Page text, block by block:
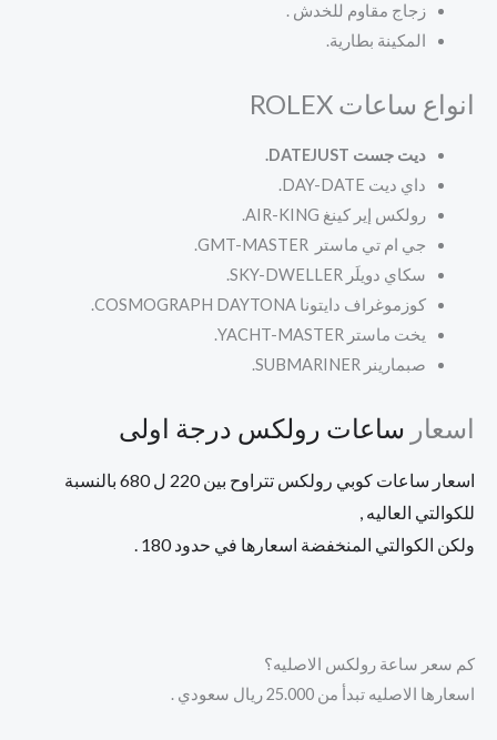
زجاج مقاوم للخدش .
المكينة بطارية.
انواع ساعات ROLEX
ديت جست DATEJUST.
داي ديت DAY-DATE.
رولكس إير كينغ AIR-KING.
جي ام تي ماستر GMT-MASTER.
سكاي دويلَر SKY-DWELLER.
كوزموغراف دايتونا COSMOGRAPH DAYTONA.
يخت ماستر YACHT-MASTER.
صبمارينر SUBMARINER.
اسعار ساعات رولكس درجة اولى
اسعار ساعات كوبي رولكس تتراوح بين 220 ل 680 بالنسبة
للكوالتي العاليه ,
ولكن الكوالتي المنخفضة اسعارها في حدود 180 .
كم سعر ساعة رولكس الاصليه؟
اسعارها الاصليه تبدأ من 25.000 ريال سعودي .